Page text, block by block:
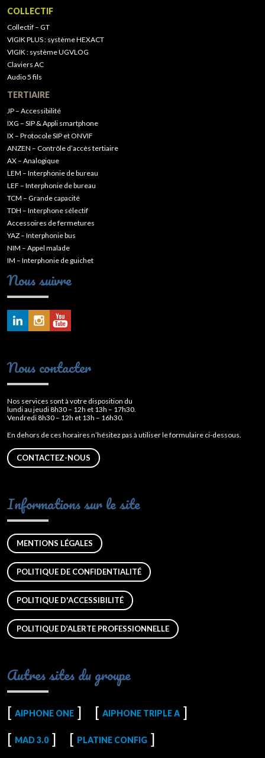
COLLECTIF
Collectif – GT
VIGIK PLUS : système HEXACT
VIGIK : système UGVLOG
Claviers AC
Audio 5 fils
TERTIAIRE
JP – Accessibilité
IXG – SIP & Appli smartphone
IX – Protocole SIP et ONVIF
ANZEN – Contrôle d’accès tertiaire
AX – Analogique
LEM – Interphonie de bureau
LEF – Interphonie de bureau
TCM – Grande capacité
TDH – Interphone sélectif
Accessoires de fermetures
YAZ – Interphonie bus
NIM – Appel malade
IM – Interphonie de guichet
Nous suivre
Nous contacter
Nos services sont à votre disposition du
lundi au jeudi 8h30 – 12h et 13h – 17h30.
Vendredi 8h30 – 12h et 13h – 16h30.
En dehors de ces horaires n’hésitez pas à utiliser le formulaire ci-dessous.
CONTACTEZ-NOUS
Informations sur le site
MENTIONS LÉGALES
POLITIQUE DE CONFIDENTIALITÉ
POLITIQUE D'ACCESSIBILITÉ
POLITIQUE D’ALERTE PROFESSIONNELLE
Autres sites du groupe
AIPHONE ONE AIPHONE TRIPLE A
MAD 3.0 PLATINE CONFIG